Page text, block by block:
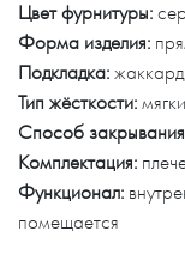
Цвет фурнитуры:
Форма изделия:
Подкладка: жаккард
Тип жёсткости:
Способ
Комплектация:
Функционал:
помещается